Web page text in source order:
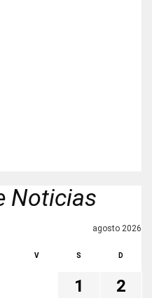
Noticias
agosto 2026
V S D
1
2